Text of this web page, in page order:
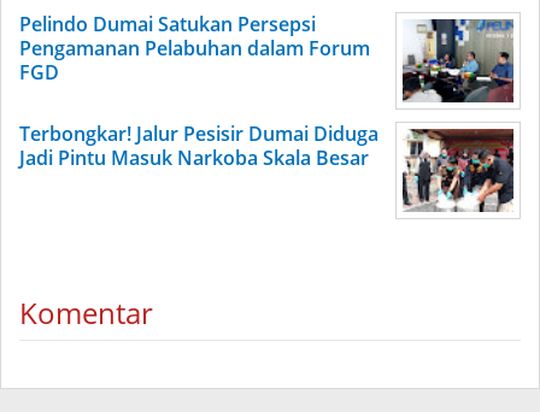
Pelindo Dumai Satukan Persepsi
Pengamanan Pelabuhan dalam Forum
FGD
Terbongkar! Jalur Pesisir Dumai Diduga
Jadi Pintu Masuk Narkoba Skala Besar
Komentar